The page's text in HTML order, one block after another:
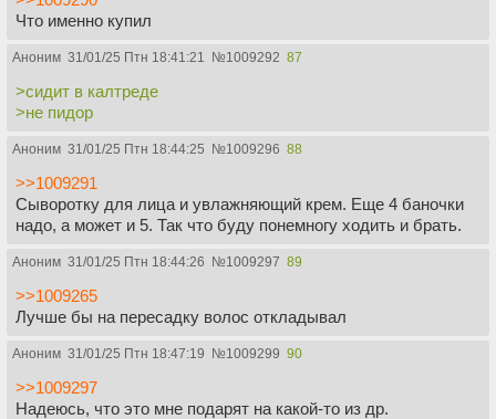
Что именно купил
Аноним 31/01/25 Птн 18:41:21 №1009292 87
>сидит в калтреде
>не пидор
Аноним 31/01/25 Птн 18:44:25 №1009296 88
>>1009291
Сыворотку для лица и увлажняющий крем. Еще 4 баночки
надо, а может и 5. Так что буду понемногу ходить и брать.
Аноним 31/01/25 Птн 18:44:26 №1009297 89
>>1009265
Лучше бы на пересадку волос откладывал
Аноним 31/01/25 Птн 18:47:19 №1009299 90
>>1009297
Надеюсь, что это мне подарят на какой-то из др.